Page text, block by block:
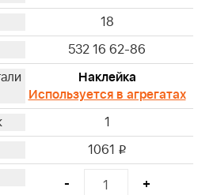
18
532 16 62-86
Наклейка
Используется в агрегатах
1
1061 i
- +